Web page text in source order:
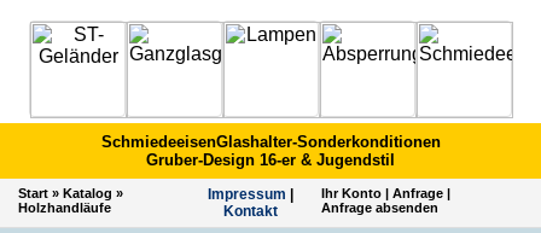
SchmiedeeisenGlashalter-Sonderkonditionen
Gruber-Design 16-er & Jugendstil
Start » Katalog »
Holzhandläufe
Impres­sum
Kontakt
Ihr Konto| Anfrage|
Anfrage absenden